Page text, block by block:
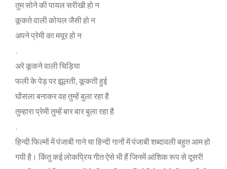
तुम सोने की पायल सरीखी हो न
कूकते वाली कोयल जैसी हो न
अपने प्रेमी का मयूर हो न
.
अरे कूकने वाली चिड़िया
फली के पेड़ पर झूलती, कूकती हुई
घोंसला बनाकर वह तुम्‍हें बुला रहा है
तुम्‍हारा प्रेमी तुम्‍हें बार बार बुला रहा है
.
हिन्‍दी फिल्‍मों में पंजाबी गाने या हिन्‍दी गानों में पंजाबी शब्‍दावली बहुत आम हो
गयी है। किंतु कई लोकप्रिय गीत ऐसे भी हैं जिनमें आंशिक रूप से दूसरी